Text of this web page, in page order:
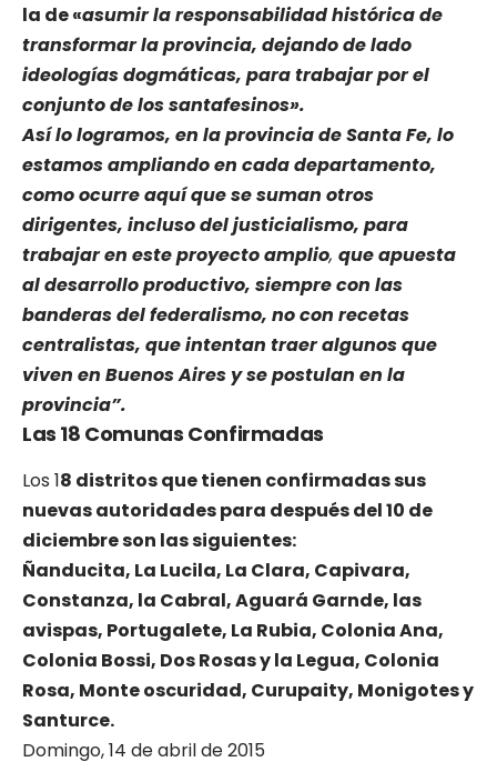
la de «asumir la responsabilidad histórica de
transformar la provincia, dejando de lado
ideologías dogmáticas, para trabajar por el
conjunto de los santafesinos».
Así lo logramos, en la provincia de Santa Fe, lo
estamos ampliando en cada departamento,
como ocurre aquíque se suman otros
dirigentes, incluso del justicialismo, para
trabajar en este proyecto amplio, que apuesta
al desarrollo productivo, siempre con las
banderas del federalismo, no con recetas
centralistas, que intentan traer algunos que
viven en Buenos Aires y se postulan en la
provincia”.
Las 18 Comunas Confirmadas
Los 18 distritos que tienen confirmadas sus
nuevas autoridades para después del 10 de
diciembre son las siguientes:
Ñanducita, La Lucila, La Clara, Capivara,
Constanza, la Cabral, Aguará Garnde, las
avispas, Portugalete, La Rubia, Colonia Ana,
Colonia Bossi, Dos Rosas y la Legua, Colonia
Rosa, Monte oscuridad, Curupaity, Monigotes y
Santurce.
Domingo, 14 de abril de 2015